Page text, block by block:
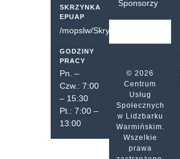
SKRZYNKA
EPUAP
/mopslw/SkrytkaESP
GODZINY
PRACY
Pn. –
Czw.: 7:00
– 15:30
Pt.: 7:00 –
13:00
Sponsorzy
© 2026
Centrum
Usług
Społecznych
w Lidzbarku
Warmińskim.
Wszelkie
prawa